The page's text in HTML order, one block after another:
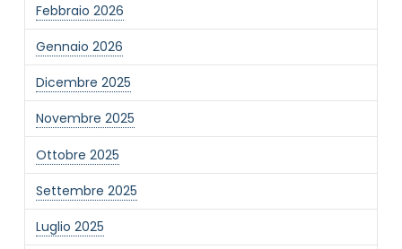
Febbraio 2026
Gennaio 2026
Dicembre 2025
Novembre 2025
Ottobre 2025
Settembre 2025
Luglio 2025